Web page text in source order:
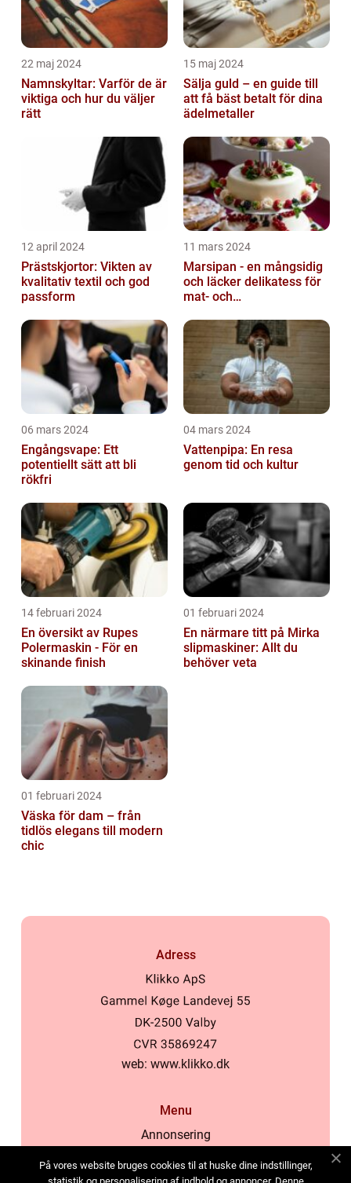
22 maj 2024
Namnskyltar: Varför de är
viktiga och hur du väljer
rätt
15 maj 2024
Sälja guld – en guide till
att få bäst betalt för dina
ädelmetaller
12 april 2024
Prästskjortor: Vikten av
kvalitativ textil och god
passform
11 mars 2024
Marsipan - en mångsidig
och läcker delikatess för
mat- och
06 mars 2024
Engångsvape: Ett
potentiellt sätt att bli
rökfri
04 mars 2024
Vattenpipa: En resa
genom tid och kultur
14 februari 2024
En översikt av Rupes
Polermaskin - För en
skinande finish
01 februari 2024
En närmare titt på Mirka
slipmaskiner: Allt du
behöver veta
01 februari 2024
Väska för dam – från
tidlös elegans till modern
chic
Adress
web: www.klikko.dk
Menu
Annonsering
Cookies
På vores website bruges cookies til at huske dine indstillinger,